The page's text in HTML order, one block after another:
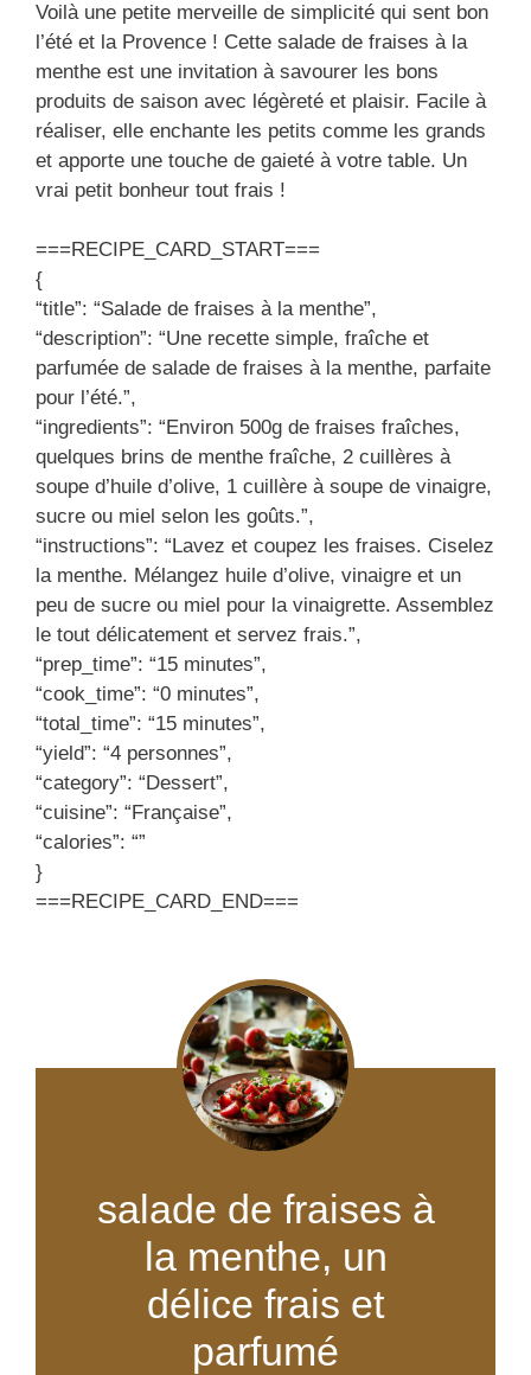
Voilà une petite merveille de simplicité qui sent bon
l’été et la Provence ! Cette salade de fraises à la
menthe est une invitation à savourer les bons
produits de saison avec légèreté et plaisir. Facile à
réaliser, elle enchante les petits comme les grands
et apporte une touche de gaieté à votre table. Un
vrai petit bonheur tout frais !
===RECIPE_CARD_START===
{
“title”: “Salade de fraises à la menthe”,
“description”: “Une recette simple, fraîche et
parfumée de salade de fraises à la menthe, parfaite
pour l’été.”,
“ingredients”: “Environ 500g de fraises fraîches,
quelques brins de menthe fraîche, 2 cuillères à
soupe d’huile d’olive, 1 cuillère à soupe de vinaigre,
sucre ou miel selon les goûts.”,
“instructions”: “Lavez et coupez les fraises. Ciselez
la menthe. Mélangez huile d’olive, vinaigre et un
peu de sucre ou miel pour la vinaigrette. Assemblez
le tout délicatement et servez frais.”,
“prep_time”: “15 minutes”,
“cook_time”: “0 minutes”,
“total_time”: “15 minutes”,
“yield”: “4 personnes”,
“category”: “Dessert”,
“cuisine”: “Française”,
“calories”: “”
}
===RECIPE_CARD_END===
salade de fraises à
la menthe, un
délice frais et
parfumé